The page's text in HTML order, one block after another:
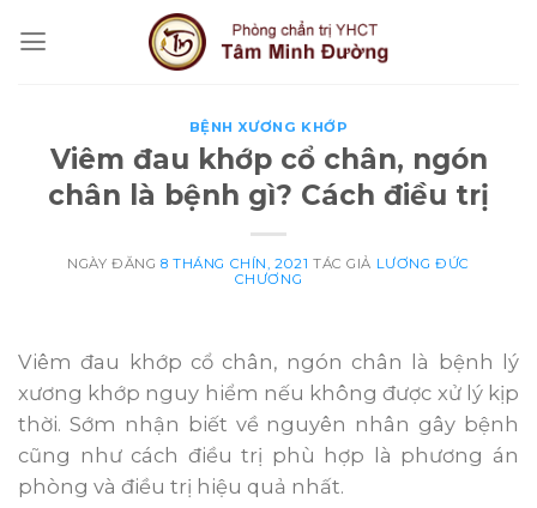
BỆNH XƯƠNG KHỚP
Viêm đau khớp cổ chân, ngón
chân là bệnh gì? Cách điều trị
NGÀY ĐĂNG 8 THÁNG CHÍN, 2021 TÁC GIẢ LƯƠNG ĐỨC
CHƯƠNG
Viêm đau khớp cổ chân, ngón chân là bệnh lý
xương khớp nguy hiểm nếu không được xử lý kịp
thời. Sớm nhận biết về nguyên nhân gây bệnh
cũng như cách điều trị phù hợp là phương án
phòng và điều trị hiệu quả nhất.